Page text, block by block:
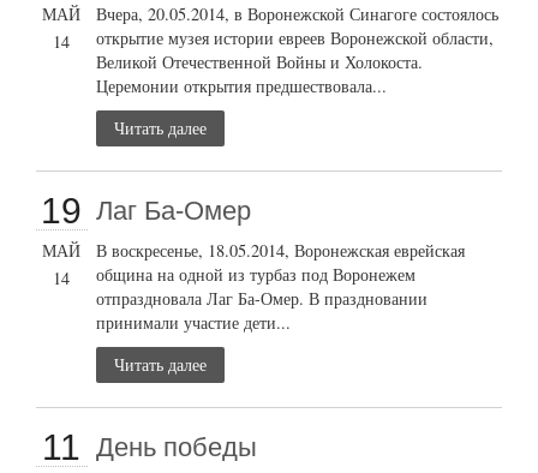
МАЙ
14
Вчера, 20.05.2014, в Воронежской Синагоге состоялось
открытие музея истории евреев Воронежской области,
Великой Отечественной Войны и Холокоста.
Церемонии открытия предшествовала...
Читать далее
19
МАЙ
14
Лаг Ба-Омер
В воскресенье, 18.05.2014, Воронежская еврейская
община на одной из турбаз под Воронежем
отпраздновала Лаг Ба-Омер. В праздновании
принимали участие дети...
Читать далее
11 День победы